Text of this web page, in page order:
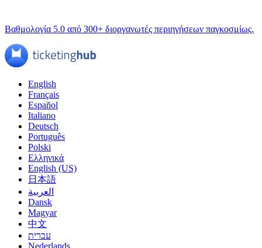
Βαθμολογία 5.0 από 300+ διοργανωτές περιηγήσεων παγκοσμίως.
English
Français
Español
Italiano
Deutsch
Português
Polski
Ελληνικά
English (US)
日本語
العربية
Dansk
Magyar
中文
עברית